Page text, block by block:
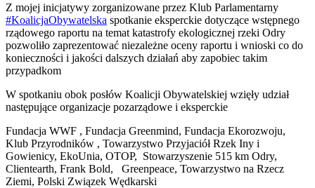
Z mojej inicjatywy zorganizowane przez Klub Parlamentarny
#KoalicjaObywatelska spotkanie eksperckie dotyczące wstępnego
rządowego raportu na temat katastrofy ekologicznej rzeki Odry
pozwoliło zaprezentować niezależne oceny raportu i wnioski co do
konieczności i jakości dalszych działań aby zapobiec takim
przypadkom
W spotkaniu obok posłów Koalicji Obywatelskiej wzięły udział
następujące organizacje pozarządowe i eksperckie
Fundacja WWF , Fundacja Greenmind, Fundacja Ekorozwoju,
Klub Przyrodników , Towarzystwo Przyjaciół Rzek Iny i
Gowienicy, EkoUnia, OTOP, Stowarzyszenie 515 km Odry,
Clientearth, Frank Bold, Greenpeace, Towarzystwo na Rzecz
Ziemi, Polski Związek Wędkarski